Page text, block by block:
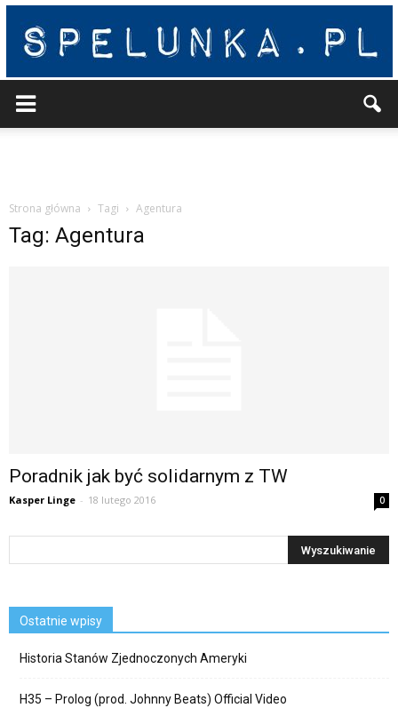
Strona główna Tagi Agentura
Tag: Agentura
Poradnik jak być solidarnym z TW
Kasper Linge - 18 lutego 2016 0
Ostatnie wpisy
Historia Stanów Zjednoczonych Ameryki
H35 – Prolog (prod. Johnny Beats) Official Video